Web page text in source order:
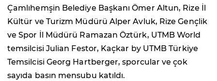
Çamlıhemşin Belediye Başkanı Ömer Altun, Rize İl
Kültür ve Turizm Müdürü Alper Avluk, Rize Gençlik
ve Spor İl Müdürü Ramazan Öztürk, UTMB World
temsilcisi Julian Festor, Kaçkar by UTMB Türkiye
Temsilcisi Georg Hartberger, sporcular ve çok
sayıda basın mensubu katıldı.